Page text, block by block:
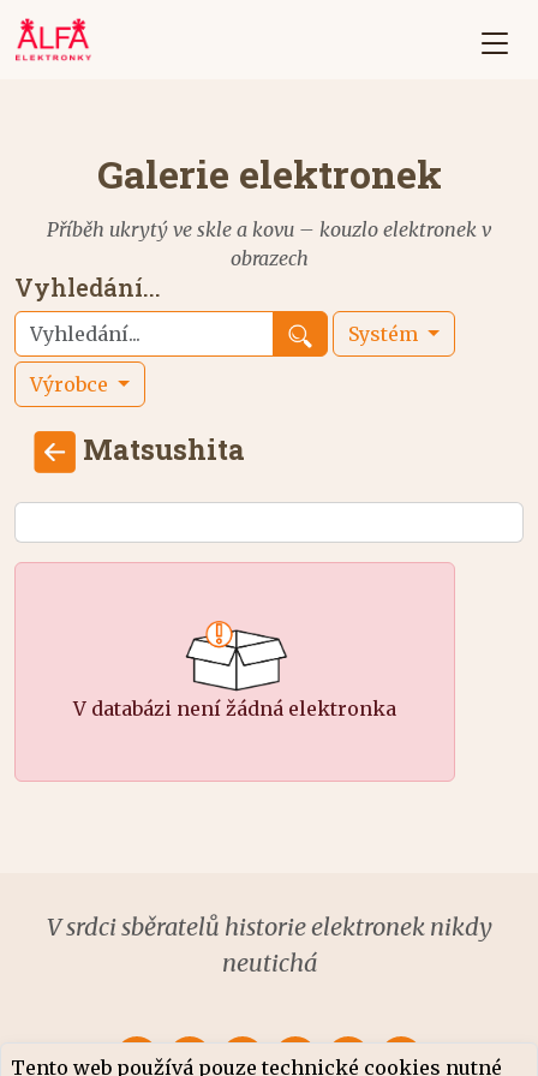
Galerie elektronek
Příběh ukrytý ve skle a kovu – kouzlo elektronek v
obrazech
Vyhledání...
Systém
Výrobce
Matsushita
V databázi není žádná elektronka
V srdci sběratelů historie elektronek nikdy
neutichá
Tento web používá pouze technické cookies nutné